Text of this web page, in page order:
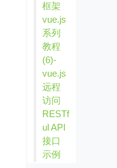
框架
vue.js
系列
教程
(6)-
vue.js
远程
访问
RESTf
ul API
接口
示例